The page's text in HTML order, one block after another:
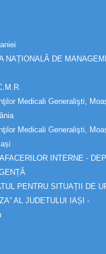
NAȚIONALĂ DE
Medicali Generalişti,
Medicali Generalişti,
INTERNE -
PENTRU SITUAȚII DE
AL JUDETULUI IAȘI -